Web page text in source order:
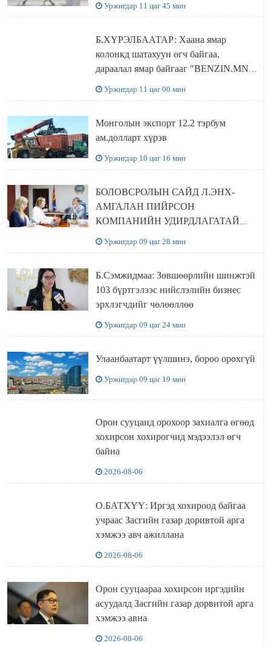
Уржигдар 11 цаг 45 мин
Б.ХҮРЭЛБААТАР: Хаана ямар
колонкд шатахуун өгч байгаа,
дараалал ямар байгааг "BENZIN.MN”
Уржигдар 11 цаг 00 мин
Монголын экспорт 12.2 тэрбум
ам.долларт хүрэв
Уржигдар 10 цаг 16 мин
БОЛОВСРОЛЫН САЙД Л.ЭНХ-
АМГАЛАН ПИЙРСОН
КОМПАНИЙН УДИРДЛАГАТАЙ
Уржигдар 09 цаг 28 мин
Б.Сэмжидмаа: Зөвшөөрлийн шинжтэй
103 бүртгэлээс нийслэлийн бизнес
эрхлэгчдийг чөлөөллөө
Уржигдар 09 цаг 24 мин
Улаанбаатарт үүлшинэ, бороо орохгүй
Уржигдар 09 цаг 19 мин
Орон сууцанд орохоор захиалга өгөөд
хохирсон хохирогчид мэдээлэл өгч
байна
2026-08-06
О.БАТХҮҮ: Иргэд хохироод байгаа
учраас Засгийн газар доривтой арга
хэмжээ авч ажиллана
2026-08-06
Орон сууцаараа хохирсон иргэдийн
асуудалд Засгийн газар дорвитой арга
хэмжээ авна
2026-08-06